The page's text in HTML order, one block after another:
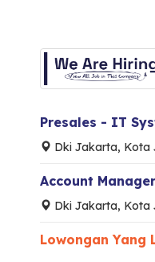
Presales - IT
Dki Jakarta, Kota
Account
Dki Jakarta, Kota
Lowongan Yang